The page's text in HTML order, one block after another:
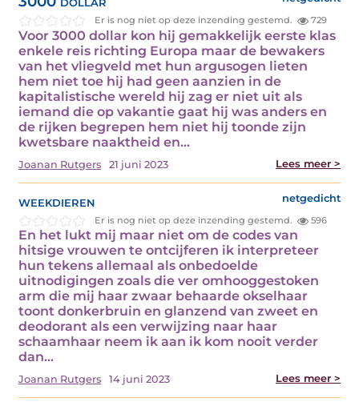
Er is nog niet op deze inzending gestemd. 729
Voor 3000 dollar kon hij gemakkelijk eerste klas
enkele reis richting Europa maar de bewakers
van het vliegveld met hun argusogen lieten
hem niet toe hij had geen aanzien in de
kapitalistische wereld hij zag er niet uit als
iemand die op vakantie gaat hij was anders en
de rijken begrepen hem niet hij toonde zijn
kwetsbare naaktheid en…
Joanan Rutgers 21 juni 2023 Lees meer >
weekdieren netgedicht
Er is nog niet op deze inzending gestemd. 596
En het lukt mij maar niet om de codes van
hitsige vrouwen te ontcijferen ik interpreteer
hun tekens allemaal als onbedoelde
uitnodigingen zoals die ver omhooggestoken
arm die mij haar zwaar behaarde okselhaar
toont donkerbruin en glanzend van zweet en
deodorant als een verwijzing naar haar
schaamhaar neem ik aan ik kom nooit verder
dan…
Joanan Rutgers 14 juni 2023 Lees meer >